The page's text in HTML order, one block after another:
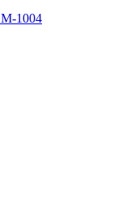
1004